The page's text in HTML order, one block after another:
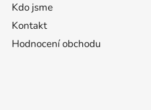
Kdo jsme
Kontakt
Hodnocení obchodu